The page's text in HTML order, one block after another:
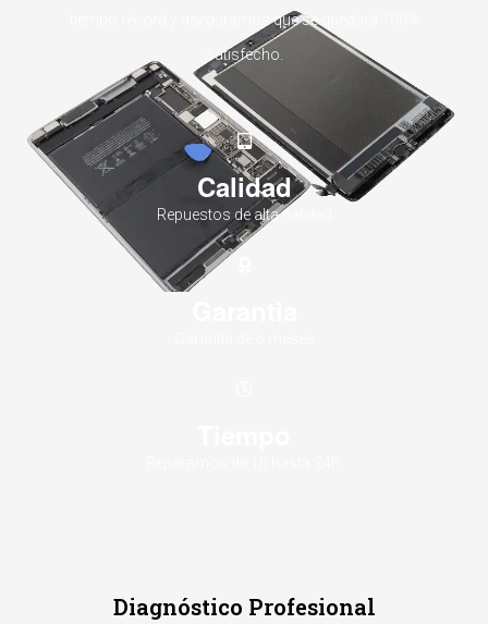
tiempo récord y aseguramos que se quedará 100%
satisfecho.
Calidad
Repuestos de alta calidad
Diagnóstico Profesional